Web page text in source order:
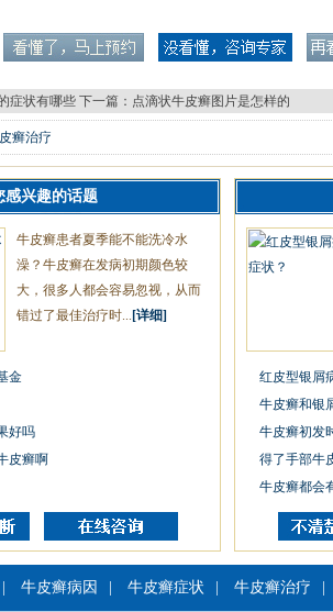
症状有哪些 下一篇： 点滴状牛皮癣图片是怎样的
癣治疗
感兴趣的话题
牛皮癣患者夏季能不能洗冷水
澡？牛皮癣在发病初期颜色较
大，很多人都会容易忽视，从而
错过了最佳治疗时... [详细]
金
好吗
皮癣啊
红皮型银屑
牛皮癣和银
牛皮癣初发
得了手部牛
牛皮癣都会
牛皮癣病因 牛皮癣症状 牛皮癣治疗